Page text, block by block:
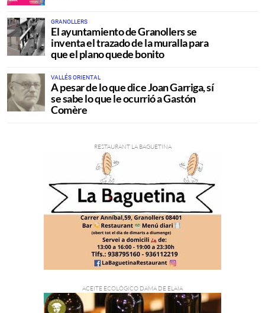
GRANOLLERS
El ayuntamiento de Granollers se
inventa el trazado de la muralla para
que el plano quede bonito
VALLÉS ORIENTAL
A pesar de lo que dice Joan Garriga, sí
se sabe lo que le ocurrió a Gastón
Comère